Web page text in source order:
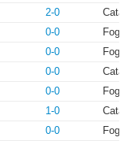
2-0
0-0
0-0
0-0
0-0
1-0
0-0